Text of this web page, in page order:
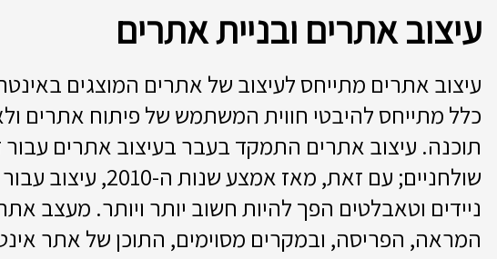
עיצוב אתרים ובניית אתרים
עיצוב אתרים מתייחס לעיצוב של אתרים המוצגים
כלל מתייחס להיבטי חווית המשתמש של פיתוח אתרים
תוכנה. עיצוב אתרים התמקד בעבר בעיצוב אתרים עבור
שולחניים; עם זאת, מאז אמצע שנות
ניידים וטאבלטים הפך להיות חשוב יותר ויותר. מעצב
המראה, הפריסה, ובמקרים מסוימים, התוכן של אתר